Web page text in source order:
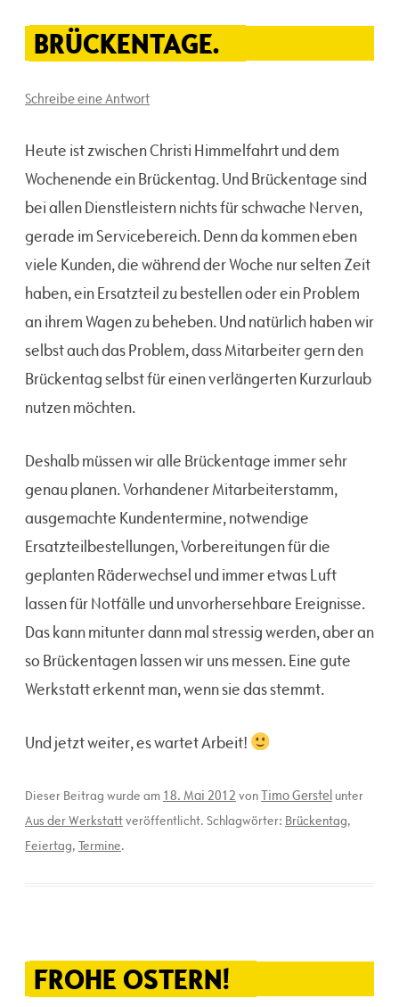
BRÜCKENTAGE.
Schreibe eine Antwort
Heute ist zwischen Christi Himmelfahrt und dem
Wochenende ein Brückentag. Und Brückentage sind
bei allen Dienstleistern nichts für schwache Nerven,
gerade im Servicebereich. Denn da kommen eben
viele Kunden, die während der Woche nur selten Zeit
haben, ein Ersatzteil zu bestellen oder ein Problem
an ihrem Wagen zu beheben. Und natürlich haben wir
selbst auch das Problem, dass Mitarbeiter gern den
Brückentag selbst für einen verlängerten Kurzurlaub
nutzen möchten.
Deshalb müssen wir alle Brückentage immer sehr
genau planen. Vorhandener Mitarbeiterstamm,
ausgemachte Kundentermine, notwendige
Ersatzteilbestellungen, Vorbereitungen für die
geplanten Räderwechsel und immer etwas Luft
lassen für Notfälle und unvorhersehbare Ereignisse.
Das kann mitunter dann mal stressig werden, aber an
so Brückentagen lassen wir uns messen. Eine gute
Werkstatt erkennt man, wenn sie das stemmt.
Und jetzt weiter, es wartet Arbeit!
Dieser Beitrag wurde am 18. Mai 2012 vonTimo Gerstel unter
Aus der Werkstattveröffentlicht. Schlagwörter: Brückentag,
Feiertag, Termine.
FROHE OSTERN!